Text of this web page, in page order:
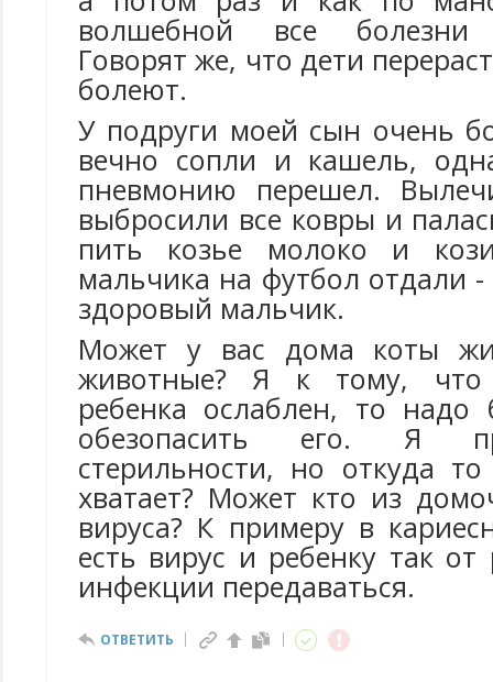
волшебной все болезни
Говорят же, что дети
болеют.
У подруги моей сын очень
вечно сопли и кашель,
пневмонию перешел.
выбросили все ковры и
пить козье молоко и
мальчика на футбол отдали -
здоровый мальчик.
Может у вас дома коты
животные? Я к тому, что
ребенка ослаблен, то надо
обезопасить его. Я
стерильности, но откуда
хватает? Может кто из
вируса? К примеру в
есть вирус и ребенку так от
инфекции передаваться.
ОТВЕТИТЬ